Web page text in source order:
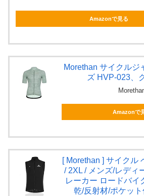
Amazonで見る
Morethan サイクルジ
ズ HVP-023、
Amazonで
[ Morethan ] サイクル
/ 2XL / メンズ/レディ
レーカー ロードバイ
乾/反射材/ポケッ